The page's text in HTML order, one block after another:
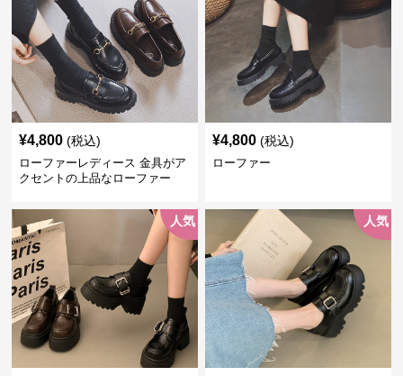
¥4,800 (税込)
ローファーレディース 金具がア
クセントの上品なローファー
¥4,800 (税込)
ローファー
人気 人気